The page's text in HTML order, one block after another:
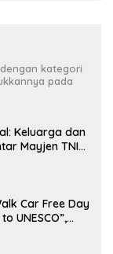
kategori
pada
Keluarga dan
Mayjen TNI
Car Free Day
UNESCO”,